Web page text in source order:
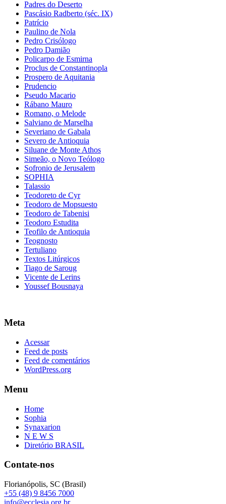
Padres do Deserto
Pascásio Radberto (séc. IX)
Patrício
Paulino de Nola
Pedro Crisólogo
Pedro Damião
Policarpo de Esmirna
Proclus de Constantinopla
Prospero de Aquitania
Prudencio
Pseudo Macario
Rábano Mauro
Romano, o Melode
Salviano de Marselha
Severiano de Gabala
Severo de Antioquia
Siluane de Monte Athos
Simeão, o Novo Teólogo
Sofronio de Jerusalem
SOPHIA
Talassio
Teodoreto de Cyr
Teodoro de Mopsuesto
Teodoro de Tabenisi
Teodoro Estudita
Teofilo de Antioquia
Teognosto
Tertuliano
Textos Litúrgicos
Tiago de Saroug
Vicente de Lerins
Youssef Bousnaya
Meta
Acessar
Feed de posts
Feed de comentários
WordPress.org
Menu
Home
Sophia
Synaxarion
N E W S
Diretório BRASIL
Contate-nos
Florianópolis, SC (Brasil)
+55 (48) 9 8456 7000
info@ecclesia.org.br